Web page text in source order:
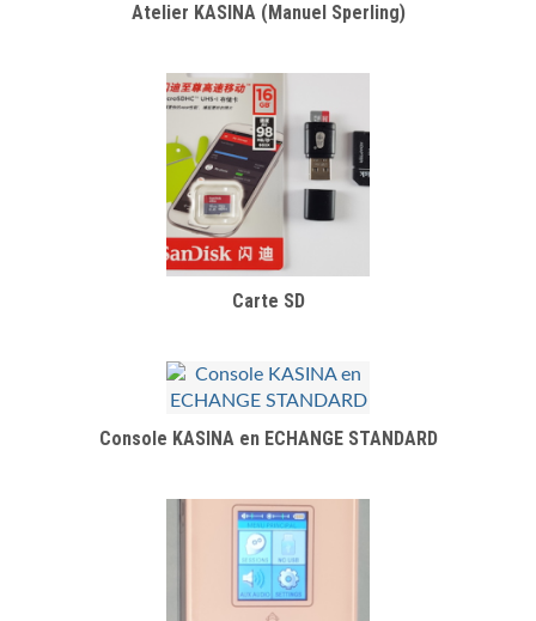
Atelier KASINA (Manuel Sperling)
Carte SD
Console KASINA en ECHANGE STANDARD